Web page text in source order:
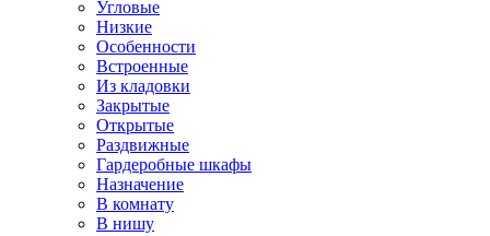
Угловые
Низкие
Особенности
Встроенные
Из кладовки
Закрытые
Открытые
Раздвижные
Гардеробные шкафы
Назначение
В комнату
В нишу